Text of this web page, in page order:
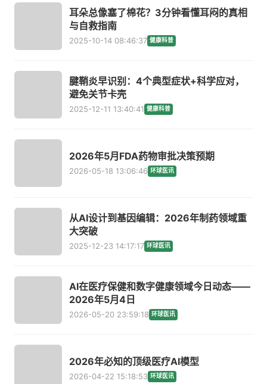
耳朵总像塞了棉花？3分钟看懂耳闷的真相
与自救指南
2025-10-14 08:46:37 健康科普
腱鞘炎早识别：4个典型症状+科学应对，
避免关节卡壳
2025-12-11 13:40:41 健康科普
2026年5月FDA药物审批决策预期
2026-05-18 13:06:46 环球医讯
从AI设计到基因编辑：2026年制药领域重
大突破
2025-12-23 14:17:17 环球医讯
AI在医疗保健和数字健康领域今日动态——
2026年5月4日
2026-05-20 23:59:18 环球医讯
2026年必知的顶级医疗AI模型
2026-04-22 15:18:53 环球医讯